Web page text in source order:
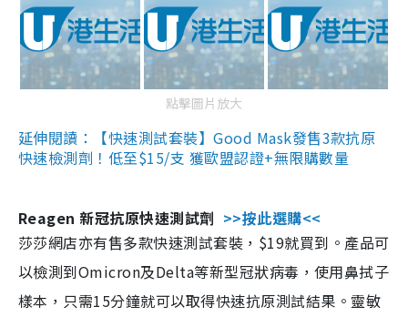
點擊圖片放大
延伸閱讀：【快速測試套裝】Good Mask發售3款抗原
快速檢測劑！低至$15/支 獲歐盟認證+無限購數量
Reagen 新冠抗原快速測試劑 >>按此選購<<
莎莎網店亦有售多款快速測試套裝，$19就買到。產品可
以檢測到Omicron及Delta等新型冠狀病毒，使用鼻拭子
樣本，只需15分鐘就可以取得快速抗原測試結果。靈敏